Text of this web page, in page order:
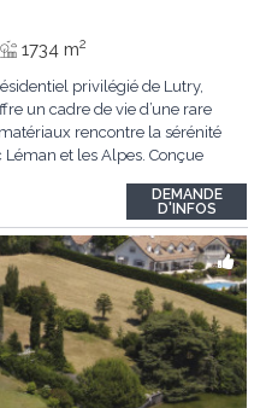
1734 m2
privilégié de Lutry,
un cadre de vie d’une rare
rencontre la sérénité
et les Alpes. Conçue
et son atmosphère
...
DEMANDE
D'INFOS